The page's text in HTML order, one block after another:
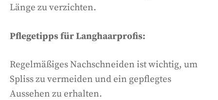
Länge zu verzichten.
Pflegetipps für Langhaarprofis:
Regelmäßiges Nachschneiden ist wichtig, um
Spliss zu vermeiden und ein gepflegtes
Aussehen zu erhalten.